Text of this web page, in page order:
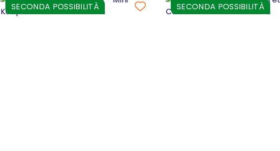
SECONDA POSSIBILITÀ SECONDA POSSIBILITÀ